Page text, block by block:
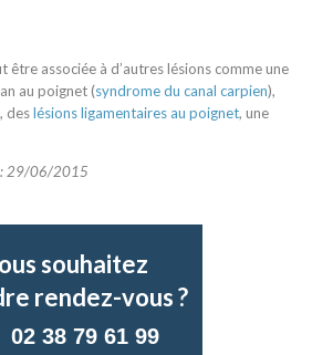
associée à d’autres lésions comme une
au poignet (syndrome du canal carpien),
, deslésions ligamentaires au poignet, une
: 29/06/2015
souhaitez
rendez-vous ?
02 38 79 61 99